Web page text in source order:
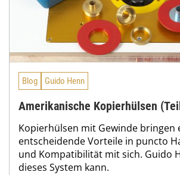
Blog Guido Henn
Amerikanische Kopierhülsen
Kopierhülsen mit Gewinde bringen
entscheidende Vorteile in puncto
und Kompatibilität mit sich. Guido
dieses System kann.